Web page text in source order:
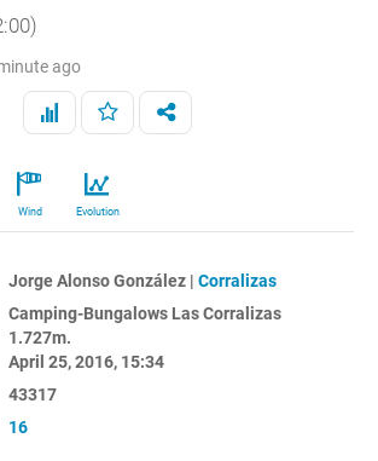
ago
Wind Evolution
Jorge Alonso González |Corralizas
Camping-Bungalows Las Corralizas
1.727m.
April 25, 2016, 15:34
43317
16